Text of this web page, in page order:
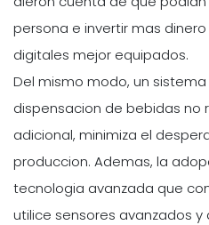
persona e invertir mas
digitales mejor equipados.
Del mismo modo, un
dispensacion de bebidas no
adicional, minimiza el
produccion. Ademas, la
tecnologia avanzada que
utilice sensores avanzados